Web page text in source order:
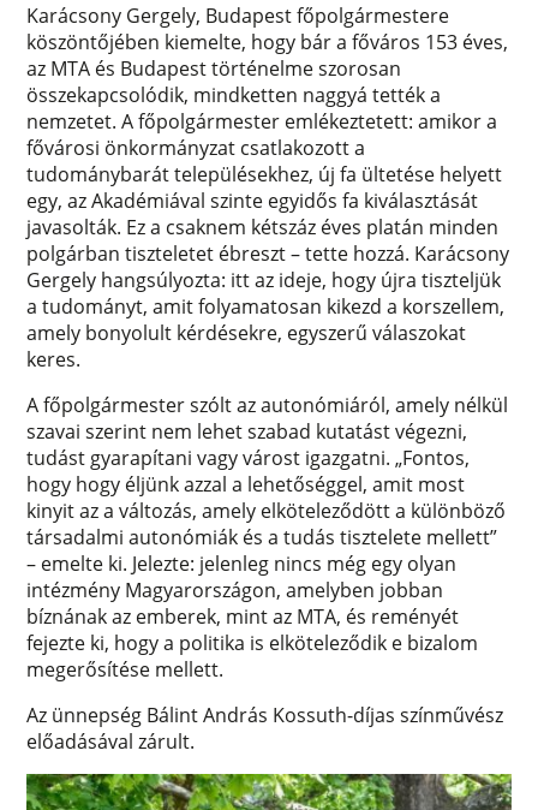
Karácsony Gergely, Budapest főpolgármestere
köszöntőjében kiemelte, hogy bár a főváros 153 éves,
az MTA és Budapest történelme szorosan
összekapcsolódik, mindketten naggyá tették a
nemzetet. A főpolgármester emlékeztetett: amikor a
fővárosi önkormányzat csatlakozott a
tudománybarát településekhez, új fa ültetése helyett
egy, az Akadémiával szinte egyidős fa kiválasztását
javasolták. Ez a csaknem kétszáz éves platán minden
polgárban tiszteletet ébreszt – tette hozzá. Karácsony
Gergely hangsúlyozta: itt az ideje, hogy újra tiszteljük
a tudományt, amit folyamatosan kikezd a korszellem,
amely bonyolult kérdésekre, egyszerű válaszokat
keres.
A főpolgármester szólt az autonómiáról, amely nélkül
szavai szerint nem lehet szabad kutatást végezni,
tudást gyarapítani vagy várost igazgatni. „Fontos,
hogy hogy éljünk azzal a lehetőséggel, amit most
kinyit az a változás, amely elköteleződött a különböző
társadalmi autonómiák és a tudás tisztelete mellett”
– emelte ki. Jelezte: jelenleg nincs még egy olyan
intézmény Magyarországon, amelyben jobban
bíznának az emberek, mint az MTA, és reményét
fejezte ki, hogy a politika is elköteleződik e bizalom
megerősítése mellett.
Az ünnepség Bálint András Kossuth-díjas színművész
előadásával zárult.